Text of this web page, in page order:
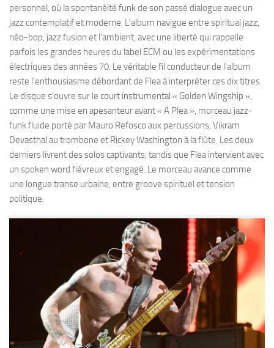
personnel, où la spontanéité funk de son passé dialogue avec un
jazz contemplatif et moderne. L’album navigue entre spiritual jazz,
néo-bop, jazz fusion et l’ambient, avec une liberté qui rappelle
parfois les grandes heures du label ECM ou les expérimentations
électriques des années 70. Le véritable fil conducteur de l’album
reste l’enthousiasme débordant de Flea à interpréter ces dix titres.
Le disque s’ouvre sur le court instrumental « Golden Wingship »,
comme une mise en apesanteur avant « A Plea », morceau jazz-
funk fluide porté par Mauro Refosco aux percussions, Vikram
Devasthal au trombone et Rickey Washington à la flûte. Les deux
derniers livrent des solos captivants, tandis que Flea intervient avec
un spoken word fiévreux et engagé. Le morceau avance comme
une longue transe urbaine, entre groove spirituel et tension
politique.